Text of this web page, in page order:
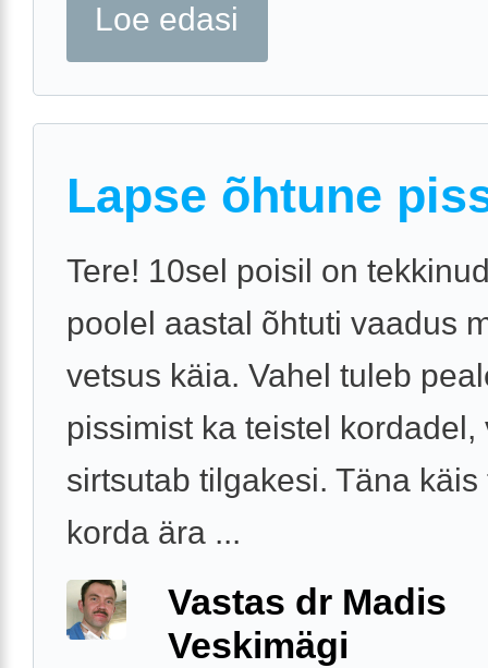
Loe edasi
Lapse õhtune
Tere! 10sel poisil on
poolel aastal õhtuti vaadus
vetsus käia. Vahel tuleb
pissimist ka teistel kordadel,
sirtsutab tilgakesi. Täna käis
korda ära ...
Vastas dr Madis
Veskimägi